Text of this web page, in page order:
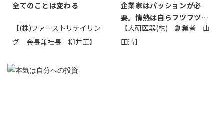
全てのことは変わる
【(株)ファーストリテイリン
グ 会長兼社長 柳井正】
企業家はパッションが必
要。情熱は自らフツフツと
湧いてくるもの...
【大研医器(株) 創業者 山
田満】